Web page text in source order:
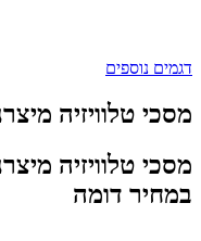
דגמים נוספים
מסכי טלוויזיה
מסכי טלוויזיה
במחיר דומה